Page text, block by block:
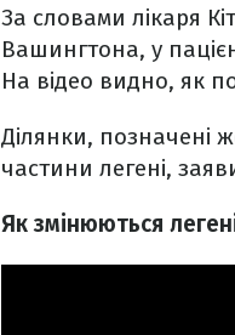
За словами лікаря
Вашингтона, у
На відео видно, як
Ділянки, позначені
частини легені,
Як змінюються